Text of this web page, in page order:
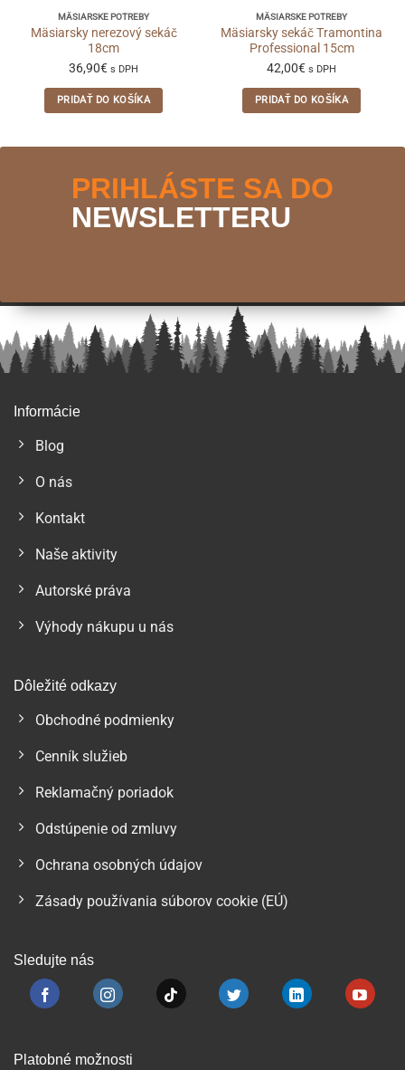
MÄSIARSKE POTREBY
Mäsiarsky nerezový sekáč
18cm
36,90€ s DPH
PRIDAŤ DO KOŠÍKA
MÄSIARSKE POTREBY
Mäsiarsky sekáč Tramontina
Professional 15cm
42,00€ s DPH
PRIDAŤ DO KOŠÍKA
PRIHLÁSTE SA DO
NEWSLETTERU
Informácie
Blog
O nás
Kontakt
Naše aktivity
Autorské práva
Výhody nákupu u nás
Dôležité odkazy
Obchodné podmienky
Cenník služieb
Reklamačný poriadok
Odstúpenie od zmluvy
Ochrana osobných údajov
Zásady používania súborov cookie (EÚ)
Sledujte nás
Platobné možnosti